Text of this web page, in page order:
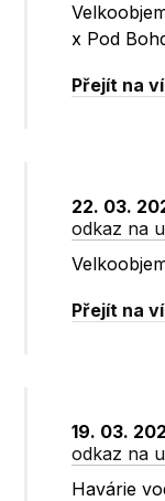
x Pod
Přejít na
22. 03.
odkaz na
Přejít na
19. 03.
odkaz na
Havárie